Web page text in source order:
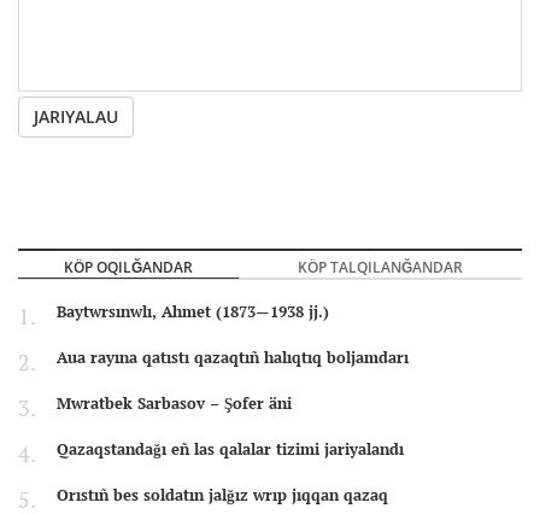
JARIYALAU
KÖP OQILĞANDAR KÖP TALQILANĞANDAR
Baytwrsınwlı, Ahmet (1873—1938 jj.)
Aua rayına qatıstı qazaqtıñ halıqtıq boljamdarı
Mwratbek Sarbasov – Şofer äni
Qazaqstandağı eñ las qalalar tizimi jariyalandı
Orıstıñ bes soldatın jalğız wrıp jıqqan qazaq